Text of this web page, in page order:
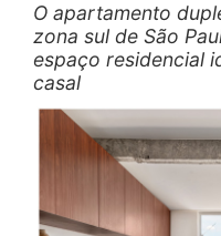
O apartamento
zona sul de São
espaço residencial
casal